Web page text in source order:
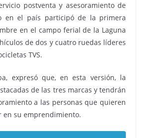
postventa y asesoramiento de
en el país participó de la primera
en el campo ferial de la Laguna
de dos y cuatro ruedas líderes
TVS.
expresó que, en esta versión, la
de las tres marcas y tendrán
a las personas que quieren
en su emprendimiento.